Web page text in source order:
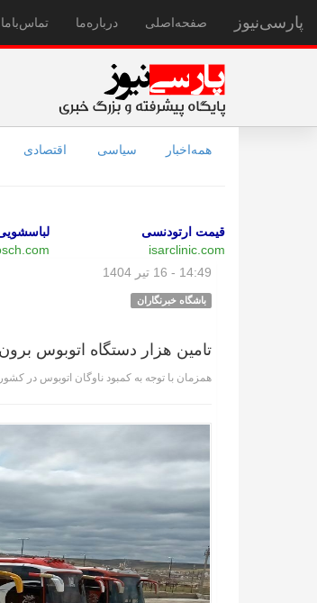
پارسی‌نیوز صفحه‌اصلی درباره‌ما تماس‌با‌ما
همه‌اخبار سیاسی اقتصادی
قیمت ارتودنسی
isarclinic.com
14:49 - 16 تیر 1404
باشگاه خبرنگاران
تامین هزار دستگاه اتوبوس
همزمان با توجه به کمبود ناوگان اتوبوس در